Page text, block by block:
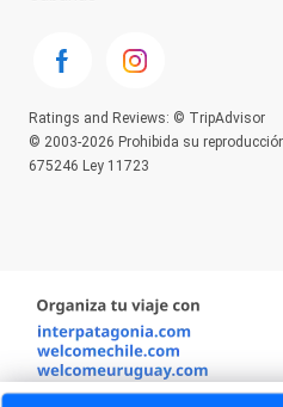
Ratings and Reviews: © TripAdvisor
© 2003-2026 Prohibida su
675246 Ley 11723